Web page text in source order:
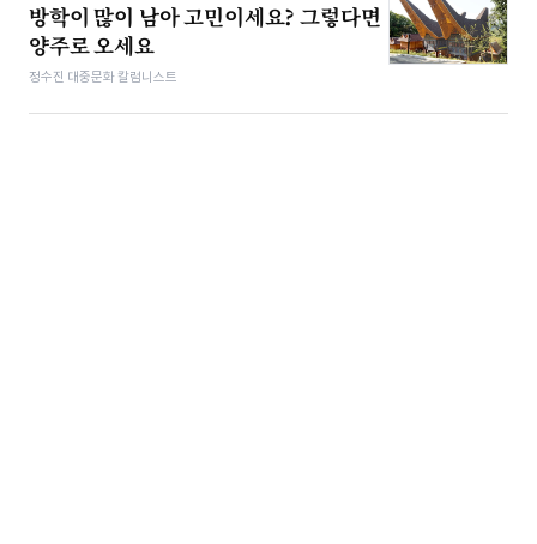
방학이 많이 남아 고민이세요? 그렇다면
양주로 오세요
정수진 대중문화 칼럼니스트